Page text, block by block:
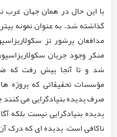
با این حال در همان جهان غرب
مدافعان پرشور تز
منکر وجود جریان
شد و تا آنجا پیش رفت که
مؤسسات تحقیقاتی که پروژه
صرف پدیده بنیادگرایی می­
پدیده بنیادگرایی نیست بلکه
ناکافی است، پدیده ای که درک